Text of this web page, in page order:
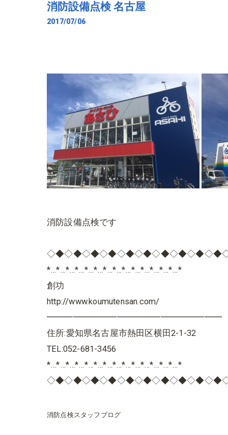
消防設備点検 名古屋
2017/07/06
消防設備点検です
*…*…*…*…*…*…*…*…*…*…*…*…*…*…*
創功
http://www.koumutensan.com/
━━━━━━━━━━━━━━━━━━━━
住所:愛知県名古屋市熱田区横田2-1-32
TEL:052-681-3456
*…*…*…*…*…*…*…*…*…*…*…*…*…*…*
消防点検スタッフブログ